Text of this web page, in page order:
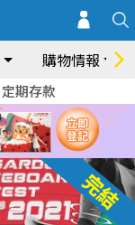
購物情報
定期存款